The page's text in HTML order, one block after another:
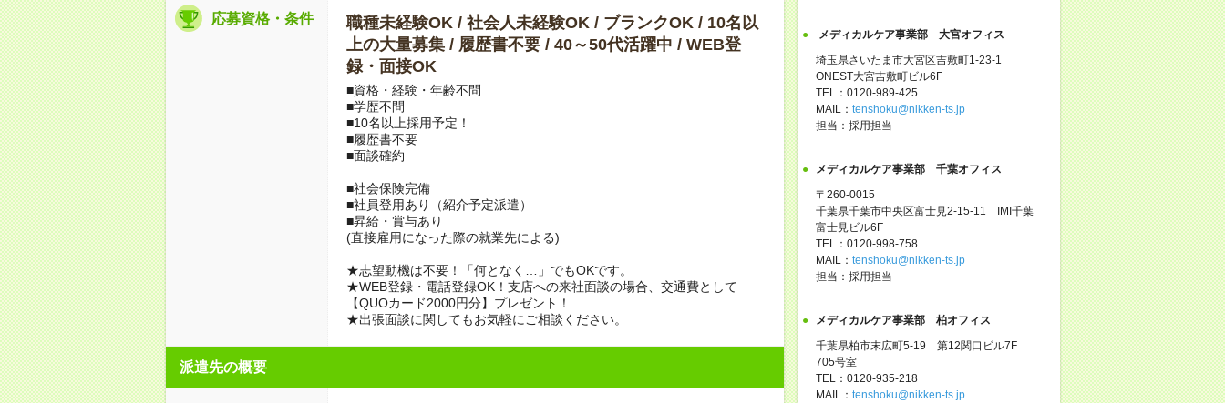
応募資格・条件
職種未経験OK / 社会人未経験OK / ブランクOK / 10名以
上の大量募集 / 履歴書不要 / 40～50代活躍中 / WEB登
録・面接OK
■資格・経験・年齢不問
■学歴不問
■10名以上採用予定！
■履歴書不要
■面談確約
■社会保険完備
■社員登用あり（紹介予定派遣）
■昇給・賞与あり
(直接雇用になった際の就業先による)
★志望動機は不要！「何となく…」でもOKです。
★WEB登録・電話登録OK！支店への来社面談の場合、交通費として
【QUOカード2000円分】プレゼント！
★出張面談に関してもお気軽にご相談ください。
派遣先の概要
メディカルケア事業部 大宮オフィス
埼玉県さいたま市大宮区吉敷町1-23-1
ONEST大宮吉敷町ビル6F
TEL：0120-989-425
MAIL： tenshoku@nikken-ts.jp
担当：採用担当
メディカルケア事業部 千葉オフィス
〒260-0015
千葉県千葉市中央区富士見2-15-11 IMI千葉
富士見ビル6F
TEL：0120-998-758
MAIL： tenshoku@nikken-ts.jp
担当：採用担当
メディカルケア事業部 柏オフィス
千葉県柏市末広町5-19 第12関口ビル7F
705号室
TEL：0120-935-218
MAIL： tenshoku@nikken-ts.jp